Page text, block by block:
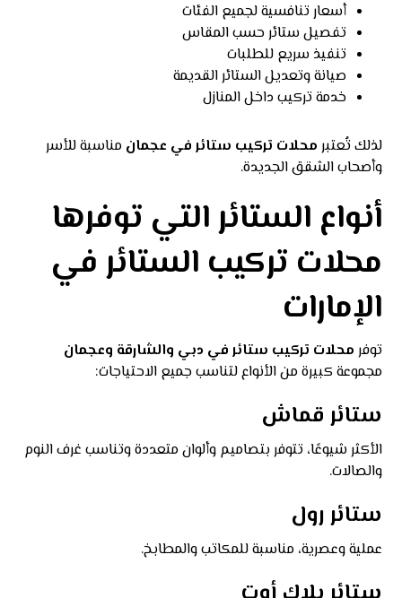
أسعار تنافسية لجميع الفئات
تفصيل ستائر حسب المقاس
تنفيذ سريع للطلبات
صيانة وتعديل الستائر القديمة
خدمة تركيب داخل المنازل
لذلك تُعتبر محلات تركيب ستائر في عجمان مناسبة للأسر
وأصحاب الشقق الجديدة.
أنواع الستائر التي توفرها
محلات تركيب الستائر في
الإمارات
توفر محلات تركيب ستائر في دبي والشارقة وعجمان
مجموعة كبيرة من الأنواع لتناسب جميع الاحتياجات:
ستائر قماش
الأكثر شيوعًا، تتوفر بتصاميم وألوان متعددة وتناسب غرف النوم
والصالات.
ستائر رول
عملية وعصرية، مناسبة للمكاتب والمطابخ.